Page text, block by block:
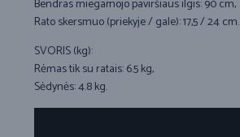
Bendras miegamojo paviršiaus ilgis: 90 cm,
Rato skersmuo (priekyje / gale): 17,5 / 24 cm.
SVORIS (kg):
Rėmas tik su ratais: 6.5 kg,
Sėdynės: 4.8 kg.